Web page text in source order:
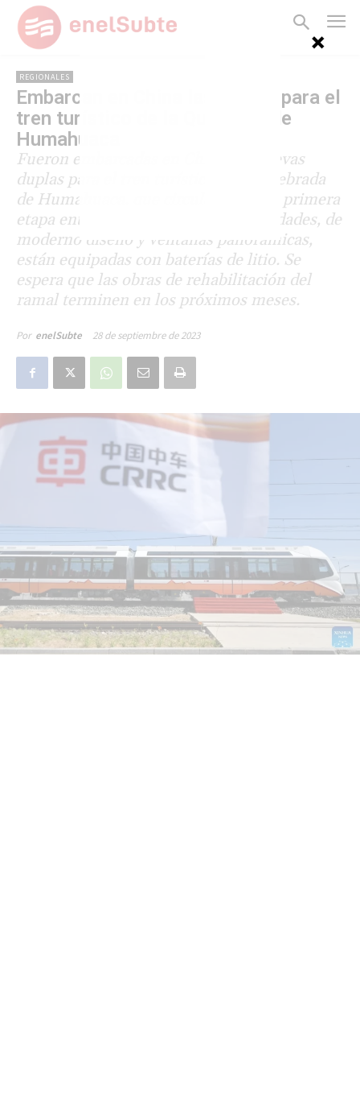
REGIONALES
Embarcan en China las duplas para el
tren turístico de la Quebrada de
Humahuaca
Fueron embarcadas en China las nuevas
duplas para el tren turístico de la Quebrada
de Humahuaca, que circulará en una primera
etapa entre Volcán y Tilcara. Las unidades, de
moderno diseño y ventanas panorámicas,
están equipadas con baterías de litio. Se
espera que las obras de rehabilitación del
ramal terminen en los próximos meses.
Por enelSubte 28 de septiembre de 2023